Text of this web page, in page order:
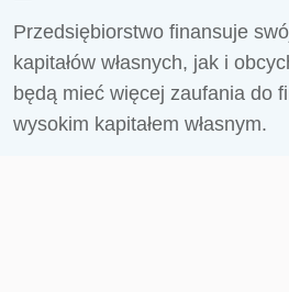
Przedsiębiorstwo finansuje
kapitałów własnych, jak i
będą mieć więcej zaufania do
wysokim kapitałem własnym.